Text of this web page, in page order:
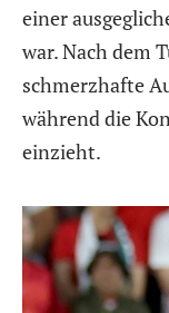
einer
war. Nach dem
schmerzhafte
während die
einzieht.